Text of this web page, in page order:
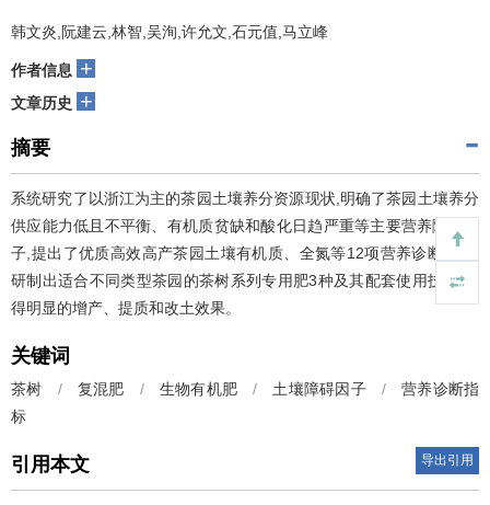
韩文炎,阮建云,林智,吴洵,许允文,石元值,马立峰
作者信息 +
文章历史 +
摘要
系统研究了以浙江为主的茶园土壤养分资源现状,明确了茶园土壤养分
供应能力低且不平衡、有机质贫缺和酸化日趋严重等主要营养障碍因
子,提出了优质高效高产茶园土壤有机质、全氮等12项营养诊断指标,
研制出适合不同类型茶园的茶树系列专用肥3种及其配套使用技术,取
得明显的增产、提质和改土效果。
关键词
茶树 / 复混肥 / 生物有机肥 / 土壤障碍因子 /
营养诊断指
标
引用本文 导出引用